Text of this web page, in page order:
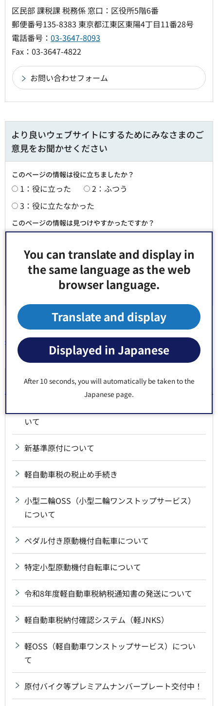
You can translate and display in
the same language as the web
browser language.
Translate and display
Displayed in Japanese
After 10 seconds, you will automatically be taken to the
Japanese page.
区民部 課税課 税務係 窓口：区役所5階6番
郵便番号135-8383 東京都江東区東陽4丁目11番28号
電話番号： 03-3647-8093
Fax：03-3647-4822
より良いウェブサイトにするためにみなさまのご
意見をお聞かせください
このページの情報は役に立ちましたか？
1：役に立った
2：ふつう
3：役に立たなかった
このページの情報は見つけやすかったですか？
3：見つけにくかった
同じ分類から探す
軽自動車税
いて
新基準原付について
軽自動車税の税止め手続き
小型二輪OSS（小型二輪ワンストップサービス）
について
ペダル付き原動機付自転車について
特定小型原動機付自転車について
令和8年度軽自動車税納税通知書の発送について
軽自動車税納付確認システム（軽JNKS）
軽OSS（軽自動車ワンストップサービス）につい
て
原付バイク等プレミアムナンバープレート交付中！